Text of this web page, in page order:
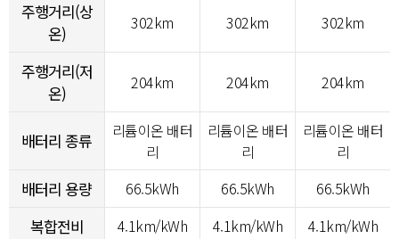
주행거리(상
온)
302km 302km 302km
주행거리(저
온)
204km 204km 204km
배터리 종류
리튬이온 배터
리
리튬이온 배터
리
리튬이온 배터
리
배터리 용량 66.5kWh 66.5kWh 66.5kWh
복합전비 4.1km/kWh 4.1km/kWh 4.1km/kWh